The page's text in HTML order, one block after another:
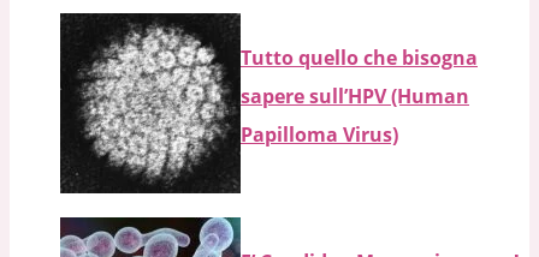
Tutto quello che bisogna
sapere sull’HPV (Human
Papilloma Virus)